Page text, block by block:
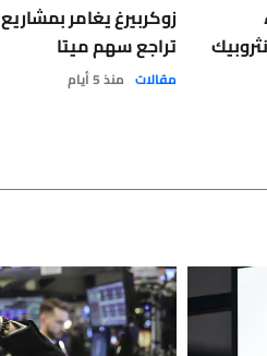
زوكربيرغ يغامر
تراجع سهم ميتا
مقالات منذ 5 أيام